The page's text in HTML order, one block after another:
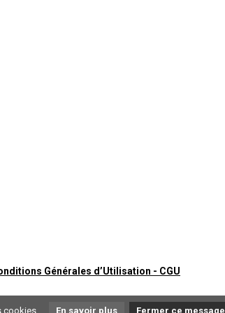
Générales d’Utilisation - CGU
cookies. En savoir plus Fermer ce message